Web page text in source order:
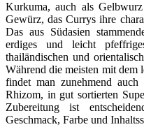
Kurkuma, auch als
Gewürz, das Currys ihre
Das aus Südasien
erdiges und leicht
thailändischen und
Während die meisten mit dem
findet man zunehmend
Rhizom, in gut sortierten
Zubereitung ist
Geschmack, Farbe und